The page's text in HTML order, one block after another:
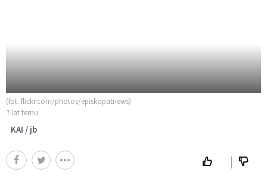
(fot. flickr.com/photos/episkopatnews)
7 lat temu
KAI / jb